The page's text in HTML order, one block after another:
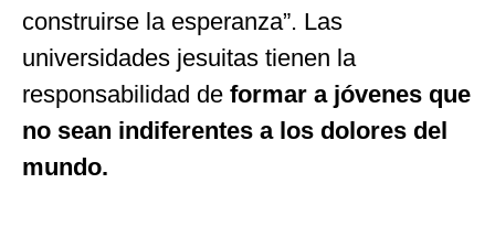
construirse la esperanza”. Las
universidades jesuitas tienen la
responsabilidad de formar a jóvenes que
no sean indiferentes a los dolores del
mundo.